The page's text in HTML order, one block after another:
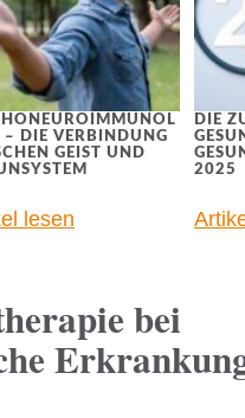
– DIE VERBINDUNG
GEIST UND
lesen
DIE
2025
bei